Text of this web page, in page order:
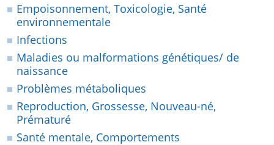
Empoisonnement, Toxicologie, Santé
environnementale
Infections
Maladies ou malformations génétiques/ de
naissance
Problèmes métaboliques
Reproduction, Grossesse, Nouveau-né,
Prématuré
Santé mentale, Comportements